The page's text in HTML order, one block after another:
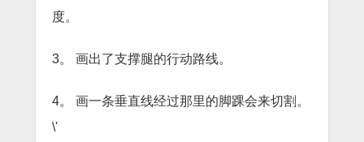
度。
3。 画出了支撑腿的行动路线。
4。
画一条垂直线经过那里的脚踝会来切割。
\'